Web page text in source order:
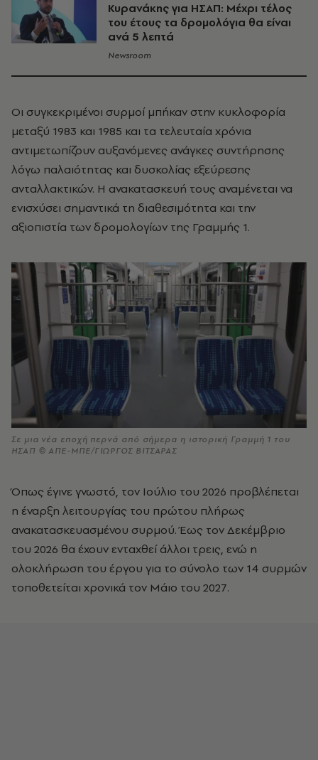
Κυρανάκης για ΗΣΑΠ: Μέχρι τέλος
του έτους τα δρομολόγια θα είναι
ανά 5 λεπτά
Newsroom
Οι συγκεκριμένοι συρμοί μπήκαν στην κυκλοφορία
μεταξύ 1983 και 1985 και τα τελευταία χρόνια
αντιμετωπίζουν αυξανόμενες ανάγκες συντήρησης
λόγω παλαιότητας και δυσκολίας εξεύρεσης
ανταλλακτικών. Η ανακατασκευή τους αναμένεται να
ενισχύσει σημαντικά τη διαθεσιμότητα και την
αξιοπιστία των δρομολογίων της Γραμμής 1.
Σε μια νέα εποχή περνά από σήμερα η ιστορική Γραμμή 1 του
ΗΣΑΠ © ΑΠΕ-ΜΠΕ/ΓΙΩΡΓΟΣ ΒΙΤΣΑΡΑΣ
Όπως έγινε γνωστό, τον Ιούλιο του 2026 προβλέπεται
η έναρξη λειτουργίας του πρώτου πλήρως
ανακατασκευασμένου συρμού. Έως τον Δεκέμβριο
του 2026 θα έχουν ενταχθεί άλλοι τρεις, ενώ η
ολοκλήρωση του έργου για το σύνολο των 14 συρμών
τοποθετείται χρονικά τον Μάιο του 2027.